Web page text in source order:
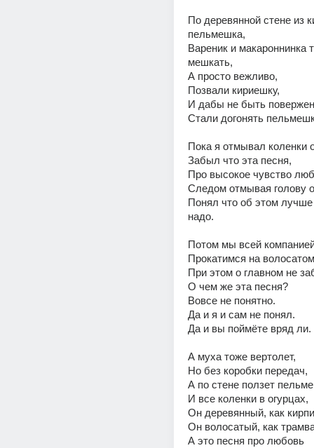
По деревянной стене из
пельмешка,
Вареник и макароннинка
мешкать,
А просто вежливо,
Позвали кириешку,
И дабы не быть
Стали догонять
Пока я отмывал коленки
Забыл что эта песня,
Про высокое чувство
Следом отмывая голову
Понял что об этом
надо.
Потом мы всей
Прокатимся на
При этом о главном не
О чем же эта песня?
Вовсе не понятно.
Да и я и сам не понял.
Да и вы поймёте вряд ли.
А муха тоже вертолет,
Но без коробки передач,
А по стене ползет
И все коленки в огурцах,
Он деревянный, как
Он волосатый, как
А это песня про любовь